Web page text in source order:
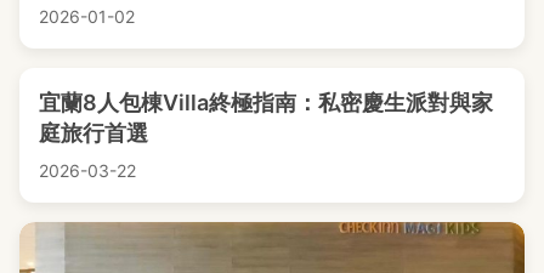
2026-01-02
宜蘭8人包棟Villa終極指南：私密慶生派對與家
庭旅行首選
2026-03-22